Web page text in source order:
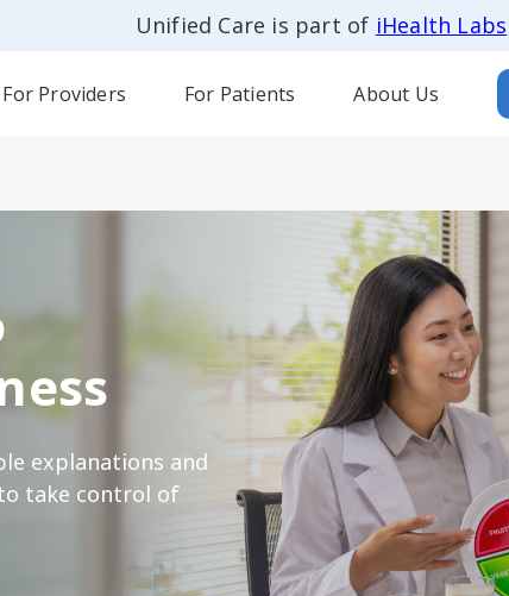
Unified Care is part of iHealth Labs
For Providers For Patients About Us
explanations and
take control of